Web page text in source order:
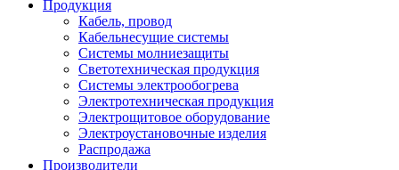
Продукция
Кабель, провод
Кабельнесущие системы
Системы молниезащиты
Светотехническая продукция
Системы электрообогрева
Электротехническая продукция
Электрощитовое оборудование
Электроустановочные изделия
Распродажа
Производители